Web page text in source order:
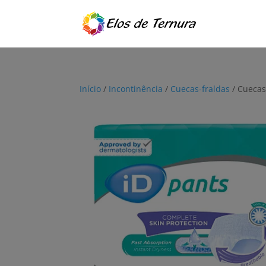
Início / Incontinência / Cuecas-fraldas /